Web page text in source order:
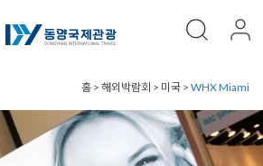
홈 > 해외박람회 > 미국 > WHX Miami